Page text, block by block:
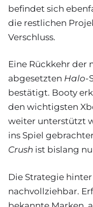
befindet sich
die restlichen
Verschluss.
Eine Rückkehr der
abgesetzten Halo-
bestätigt. Booty
den wichtigsten
weiter unterstützt
ins Spiel
Crush ist bislang
Die Strategie
nachvollziehbar.